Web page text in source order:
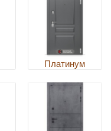
Платинум